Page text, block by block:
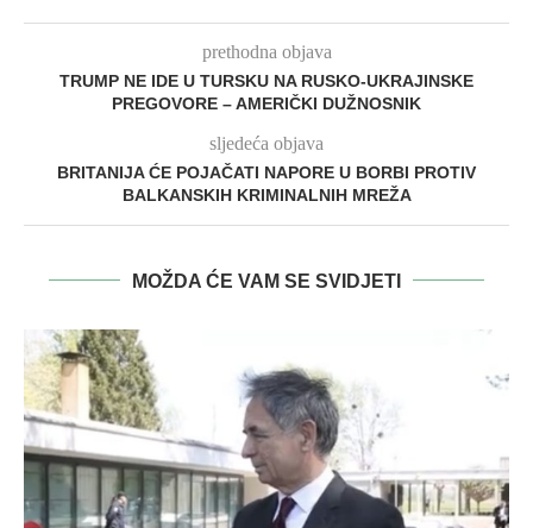
prethodna objava
TRUMP NE IDE U TURSKU NA RUSKO-UKRAJINSKE
PREGOVORE – AMERIČKI DUŽNOSNIK
sljedeća objava
BRITANIJA ĆE POJAČATI NAPORE U BORBI PROTIV
BALKANSKIH KRIMINALNIH MREŽA
MOŽDA ĆE VAM SE SVIDJETI